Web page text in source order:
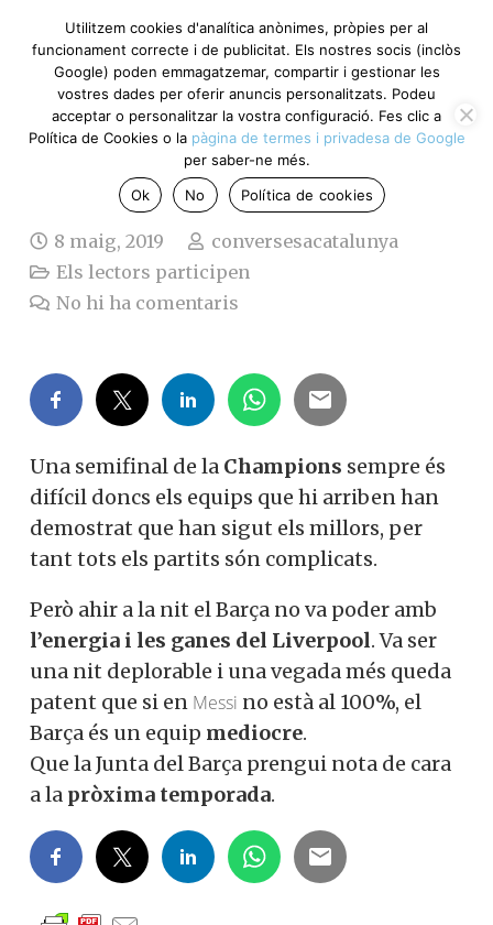
El Barça, una nit per
oblidar (Enric Graupera)
8 maig, 2019
conversesacatalunya
Els lectors participen
No hi ha comentaris
Una semifinal de la Champions sempre és
difícil doncs els equips que hi arriben han
demostrat que han sigut els millors, per
tant tots els partits són complicats.
Però ahir a la nit el Barça no va poder amb
l’energia i les ganes del Liverpool. Va ser
una nit deplorable i una vegada més queda
patent que si en Messi no està al 100%, el
Barça és un equip mediocre.
Que la Junta del Barça prengui nota de cara
a la pròxima temporada.
Utilitzem cookies d'analítica anònimes, pròpies per al
funcionament correcte i de publicitat. Els nostres socis (inclòs
Google) poden emmagatzemar, compartir i gestionar les
vostres dades per oferir anuncis personalitzats. Podeu
acceptar o personalitzar la vostra configuració. Fes clic a
Política de Cookies o la pàgina de termes i privadesa de Google
per saber-ne més.
Ok
No Política de cookies